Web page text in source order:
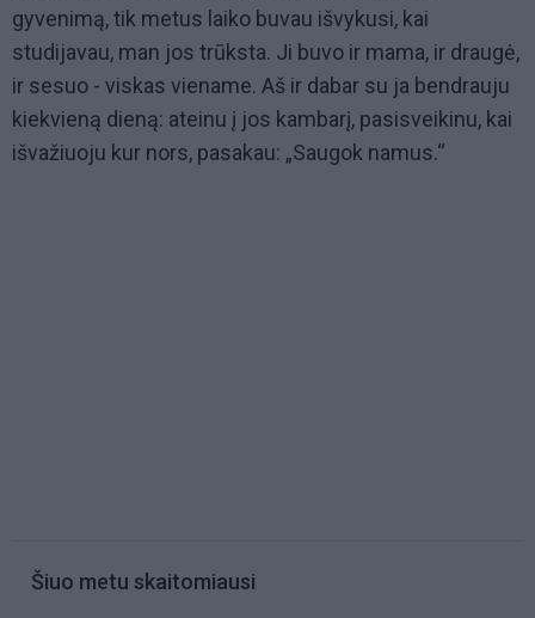
gyvenimą, tik metus laiko buvau išvykusi, kai
studijavau, man jos trūksta. Ji buvo ir mama, ir draugė,
ir sesuo - viskas viename. Aš ir dabar su ja bendrauju
kiekvieną dieną: ateinu į jos kambarį, pasisveikinu, kai
išvažiuoju kur nors, pasakau: „Saugok namus.“
Šiuo metu skaitomiausi